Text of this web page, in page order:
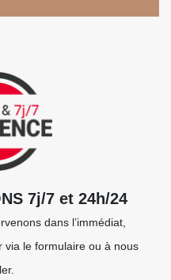
7j/7 et 24h/24
dans l’immédiat,
via le formulaire ou à nous